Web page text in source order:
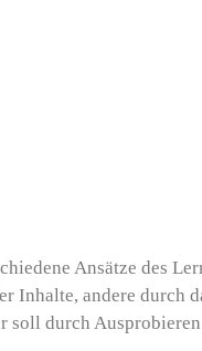
Ansätze des
Inhalte, andere durch
soll durch